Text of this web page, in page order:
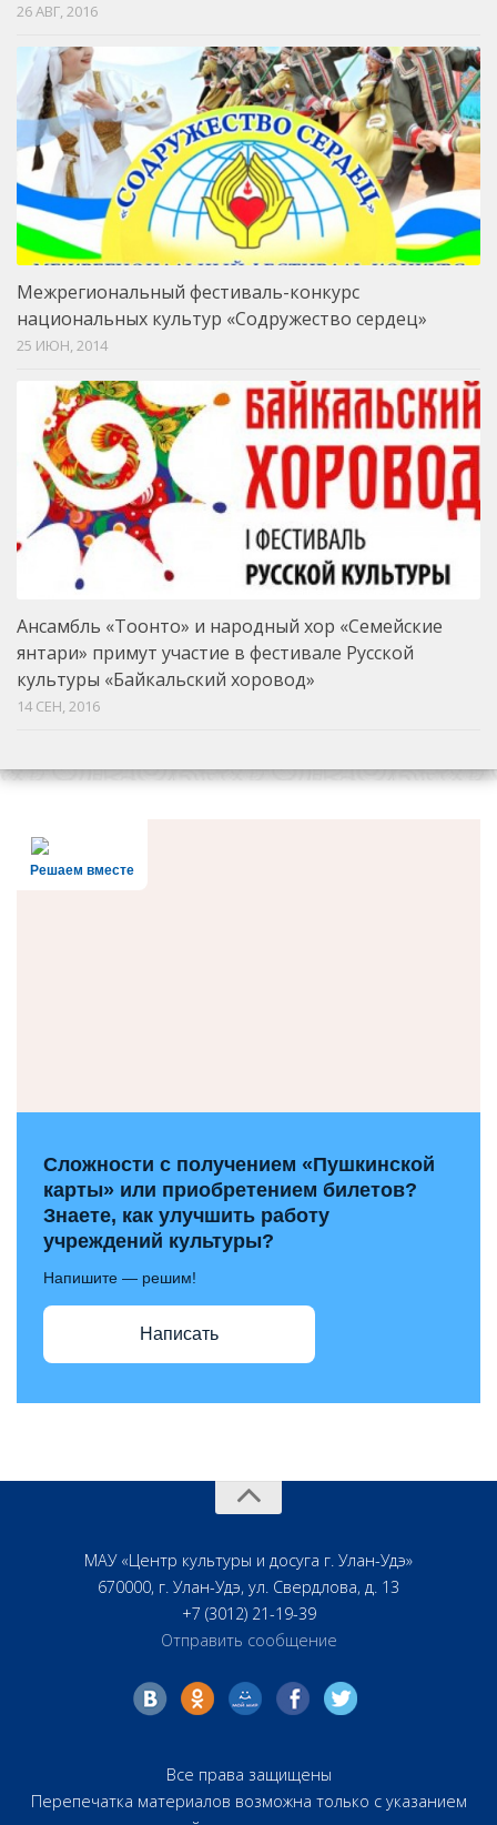
26 АВГ, 2016
Mежрегиональный фестиваль-конкурс
национальных культур «Cодружество сердец»
25 ИЮН, 2014
Ансамбль «Тоонто» и народный хор «Семейские
янтари» примут участие в фестивале Русской
культуры «Байкальский хоровод»
14 СЕН, 2016
Решаем вместе
Сложности с получением «Пушкинской
карты» или приобретением билетов?
Знаете, как улучшить работу
учреждений культуры?
Напишите — решим!
Написать
МАУ «Центр культуры и досуга г. Улан-Удэ»
670000, г. Улан-Удэ, ул. Свердлова, д. 13
+7 (3012) 21-19-39
Отправить сообщение
Все права защищены
Перепечатка материалов возможна только с указанием